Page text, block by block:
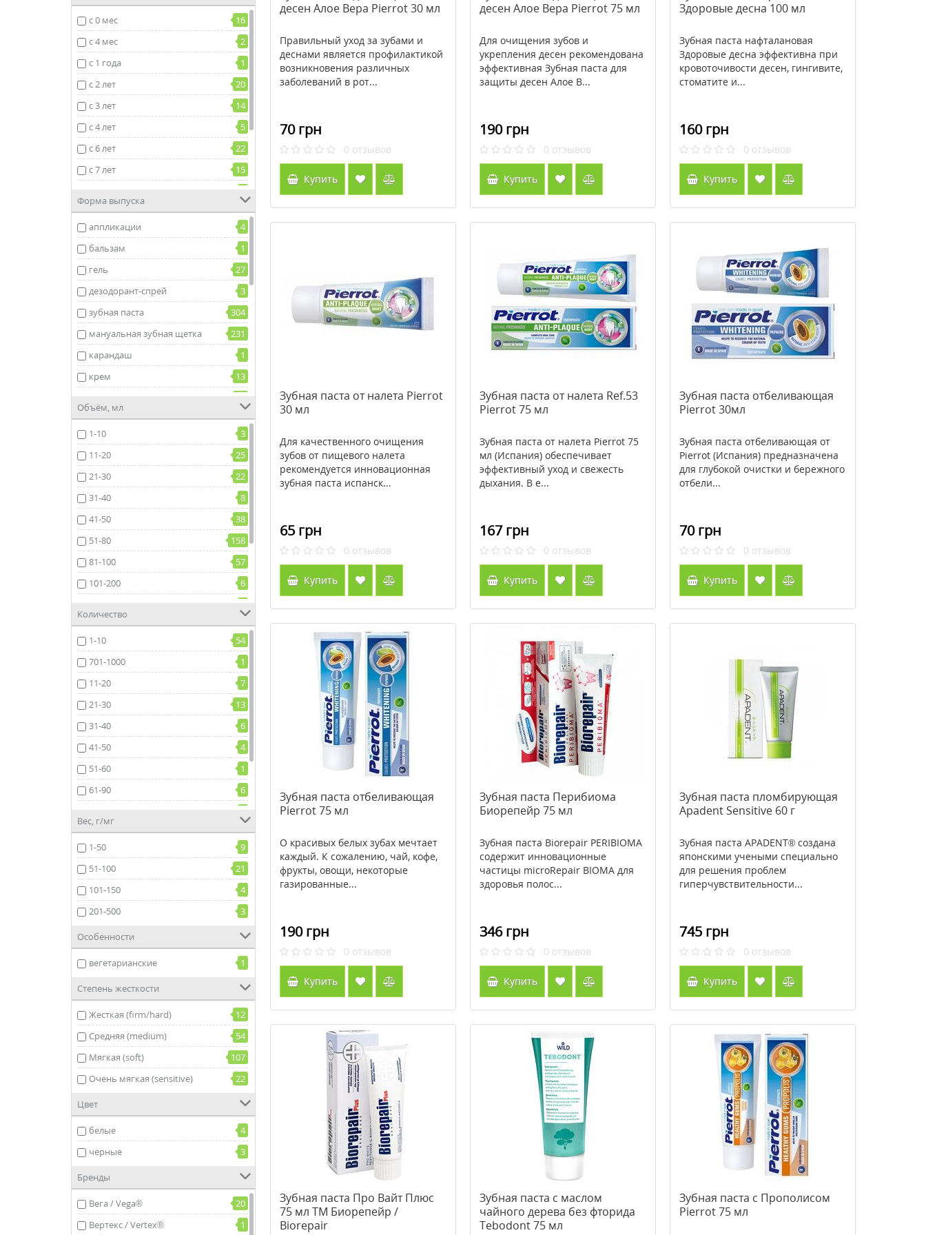
противовоспалительные
82
с 0 мес
16
с 4 мес
2
с 1 года
1
с 2 лет
20
с 3 лет
14
с 4 лет
5
с 6 лет
22
с 7 лет
15
с 18 мес
1
с 8 лет
2
с 12 лет
13
Форма выпуска
аппликации
4
бальзам
1
гель
27
дезодорант-спрей
3
зубная паста
304
мануальная зубная щетка
231
карандаш
1
крем
13
паста
4
пенка
1
порошок
5
флакон
4
спрей
12
сыворотка
2
таблетки
6
эликсир
9
электрическая зубная щетка
74
насадка для зубной щетки
68
27
зубная нить, флосс
2
Объём, мл
1-10
3
11-20
25
21-30
22
31-40
8
41-50
38
51-80
158
81-100
57
101-200
6
251-500
41
501-1000
1
1001-1500
2
Количество
1-10
54
701-1000
1
11-20
7
21-30
13
31-40
6
41-50
4
51-60
1
61-90
6
101-150
3
151-300
6
Вес, г/мг
1-50
9
51-100
21
101-150
4
201-500
3
Особенности
вегетарианские 1
Степень жесткости
Жесткая (firm/hard)
12
Средняя (medium)
54
Мягкая (soft)
107
Очень мягкая (sensitive)
22
Цвет
белые
4
черные
3
Бренды
Вега / Vega®
20
Вертекс / Vertex®
1
десен Алое Вера Pierrot 30 мл
Правильный уход за зубами и
деснами является профилактикой
возникновения различных
заболеваний в рот...
70 грн
0 отзывов
Купить
десен Алое Вера Pierrot 75 мл
Для очищения зубов и
укрепления десен рекомендована
эффективная Зубная паста для
защиты десен Алое В...
190 грн
0 отзывов
Купить
Здоровые десна 100 мл
Зубная паста нафталановая
Здоровые десна эффективна при
кровоточивости десен, гингивите,
стоматите и...
160 грн
0 отзывов
Купить
Зубная паста от налета Pierrot
30 мл
Для качественного очищения
зубов от пищевого налета
рекомендуется инновационная
зубная паста испанск...
65 грн
0 отзывов
Купить
Зубная паста от налета Ref.53
Pierrot 75 мл
Зубная паста от налета Pierrot 75
мл (Испания) обеспечивает
эффективный уход и свежесть
дыхания. В е...
167 грн
0 отзывов
Купить
Зубная паста отбеливающая
Pierrot 30мл
Зубная паста отбеливающая от
Pierrot (Испания) предназначена
для глубокой очистки и бережного
отбели...
70 грн
0 отзывов
Купить
Зубная паста отбеливающая
Pierrot 75 мл
О красивых белых зубах мечтает
каждый. К сожалению, чай, кофе,
фрукты, овощи, некоторые
газированные...
190 грн
0 отзывов
Купить
Зубная паста Перибиома
Биорепейр 75 мл
Зубная паста Biorepair PERIBIOMA
содержит инновационные
частицы microRepair BIOMA для
здоровья полос...
346 грн
0 отзывов
Купить
Зубная паста пломбирующая
Apadent Sensitive 60 г
Зубная паста APADENT® создана
японскими учеными специально
для решения проблем
гиперчувствительности...
745 грн
0 отзывов
Купить
Зубная паста Про Вайт Плюс
75 мл ТМ Биорепейр /
Biorepair
Зубная паста с маслом
чайного дерева без фторида
Tebodont 75 мл
Зубная паста с Прополисом
Pierrot 75 мл